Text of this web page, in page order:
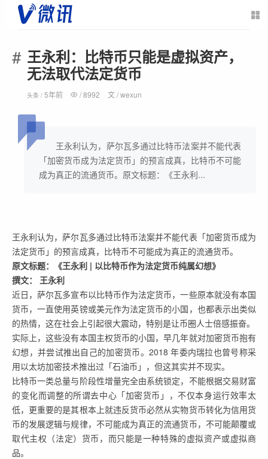
王永利：比特币只能是虚拟资产，
无法取代法定货币
头条 / 5年前 /8992 文 /wexun
王永利认为，萨尔瓦多通过比特币法案并不能代表
「加密货币成为法定货币」的预言成真，比特币不可能
成为真正的流通货币。原文标题：《王永利...
王永利认为，萨尔瓦多通过比特币法案并不能代表「加密货币成为
法定货币」的预言成真，比特币不可能成为真正的流通货币。
原文标题：《王永利 | 以比特币作为法定货币纯属幻想》
撰文： 王永利
近日，萨尔瓦多宣布以比特币作为法定货币，一些原本就没有本国
货币，一直使用英镑或美元作为法定货币的小国，也都表示出类似
的热情，这在社会上引起很大震动，特别是让币圈人士倍感振奋。
实际上，这些没有本国主权货币的小国，早几年就对加密货币抱有
幻想，并尝试推出自己的加密货币。2018 年委内瑞拉也曾号称采
用以太坊加密技术推出过「石油币」，但这其实并不现实。
比特币一类总量与阶段性增量完全由系统锁定，不能根据交易财富
的变化而调整的所谓去中心「加密货币」，不仅本身运行效率太
低，更重要的是其根本上就违反货币必然从实物货币转化为信用货
币的发展逻辑与规律，不可能成为真正的流通货币，不可能颠覆或
取代主权（法定）货币，而只能是一种特殊的虚拟资产或虚拟商
品。